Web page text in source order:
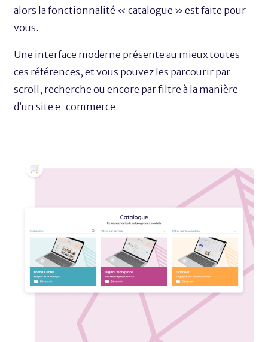
alors la fonctionnalité « catalogue » est faite pour
vous.
Une interface moderne présente au mieux toutes
ces références, et vous pouvez les parcourir par
scroll, recherche ou encore par filtre à la manière
d’un site e-commerce.